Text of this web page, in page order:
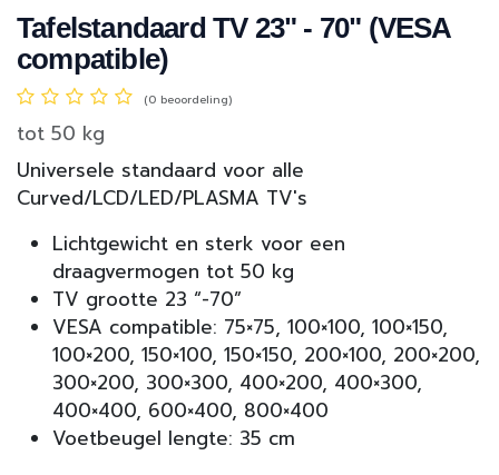
Tafelstandaard TV 23" - 70" (VESA
compatible)
(0 beoordeling)
tot 50 kg
Universele standaard voor alle
Curved/LCD/LED/PLASMA TV's
Lichtgewicht en sterk voor een
draagvermogen tot 50 kg
TV grootte 23 “-70”
VESA compatible: 75×75, 100×100, 100×150,
100×200, 150×100, 150×150, 200×100, 200×200,
300×200, 300×300, 400×200, 400×300,
400×400, 600×400, 800×400
Voetbeugel lengte: 35 cm